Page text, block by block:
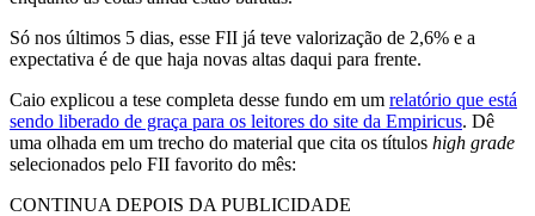
Só nos últimos 5 dias, esse FII já teve valorização de 2,6% e a
expectativa é de que haja novas altas daqui para frente.
Caio explicou a tese completa desse fundo em um relatório que está
sendo liberado de graça para os leitores do site da Empiricus. Dê
uma olhada em um trecho do material que cita os títulos high grade
selecionados pelo FII favorito do mês:
CONTINUA DEPOIS DA PUBLICIDADE